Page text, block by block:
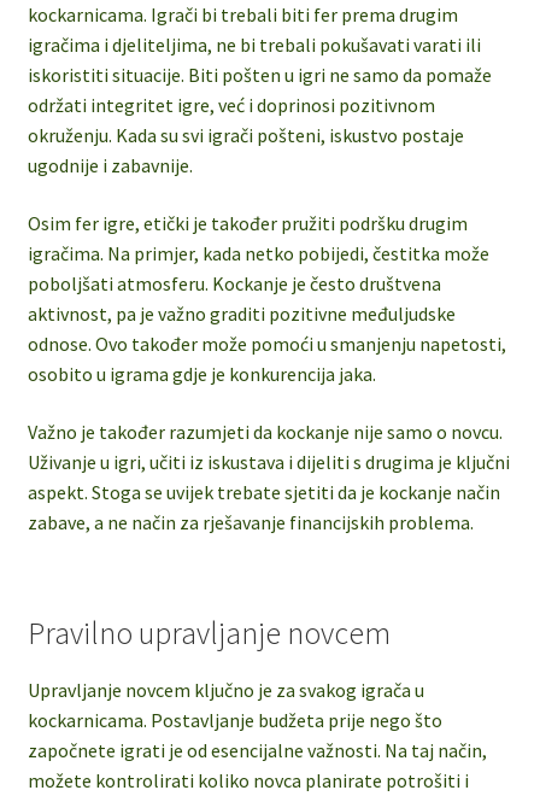
kockarnicama. Igrači bi trebali biti fer prema drugim
igračima i djeliteljima, ne bi trebali pokušavati varati ili
iskoristiti situacije. Biti pošten u igri ne samo da pomaže
održati integritet igre, već i doprinosi pozitivnom
okruženju. Kada su svi igrači pošteni, iskustvo postaje
ugodnije i zabavnije.
Osim fer igre, etički je također pružiti podršku drugim
igračima. Na primjer, kada netko pobijedi, čestitka može
poboljšati atmosferu. Kockanje je često društvena
aktivnost, pa je važno graditi pozitivne međuljudske
odnose. Ovo također može pomoći u smanjenju napetosti,
osobito u igrama gdje je konkurencija jaka.
Važno je također razumjeti da kockanje nije samo o novcu.
Uživanje u igri, učiti iz iskustava i dijeliti s drugima je ključni
aspekt. Stoga se uvijek trebate sjetiti da je kockanje način
zabave, a ne način za rješavanje financijskih problema.
Pravilno upravljanje novcem
Upravljanje novcem ključno je za svakog igrača u
kockarnicama. Postavljanje budžeta prije nego što
započnete igrati je od esencijalne važnosti. Na taj način,
možete kontrolirati koliko novca planirate potrošiti i